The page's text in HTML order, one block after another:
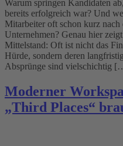
Warum springen Kandidaten
bereits erfolgreich war? Und
Mitarbeiter oft schon kurz
Unternehmen? Genau hier
Mittelstand: Oft ist nicht das
Hürde, sondern deren
Absprünge sind vielschichtig
Moderner
„Third Places“